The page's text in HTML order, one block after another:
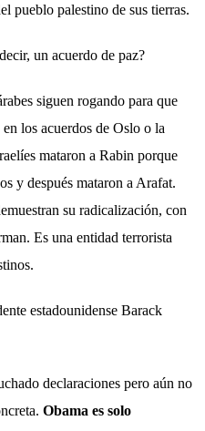
pueblo palestino de sus tierras.
un acuerdo de paz?
siguen rogando para que
los acuerdos de Oslo o la
mataron a Rabin porque
y después mataron a Arafat.
su radicalización, con
Es una entidad terrorista
estadounidense Barack
declaraciones pero aún no
Obama es solo